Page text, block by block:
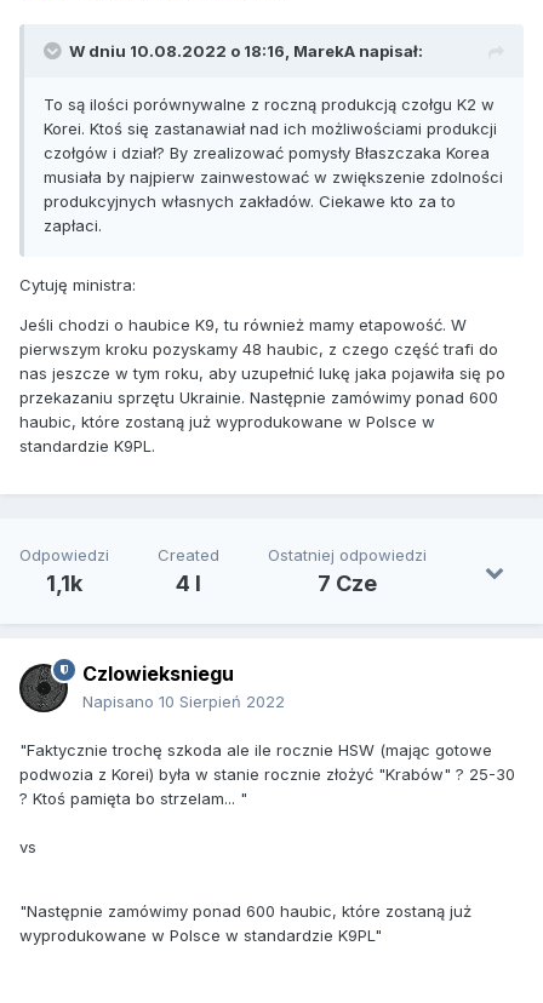
W dniu 10.08.2022 o 18:16, MarekA napisał:
To są ilości porównywalne z roczną produkcją czołgu K2 w
Korei. Ktoś się zastanawiał nad ich możliwościami produkcji
czołgów i dział? By zrealizować pomysły Błaszczaka Korea
musiała by najpierw zainwestować w zwiększenie zdolności
produkcyjnych własnych zakładów. Ciekawe kto za to
zapłaci.
Cytuję ministra:
Jeśli chodzi o haubice K9, tu również mamy etapowość. W
pierwszym kroku pozyskamy 48 haubic, z czego część trafi do
nas jeszcze w tym roku, aby uzupełnić lukę jaka pojawiła się po
przekazaniu sprzętu Ukrainie. Następnie zamówimy ponad 600
haubic, które zostaną już wyprodukowane w Polsce w
standardzie K9PL.
Odpowiedzi
1,1k
Created
4 l
Ostatniej odpowiedzi
7 Cze
Czlowieksniegu
Napisano 10 Sierpień 2022
"Faktycznie trochę szkoda ale ile rocznie HSW (mając gotowe
podwozia z Korei) była w stanie rocznie złożyć "Krabów" ? 25-30
? Ktoś pamięta bo strzelam... "
vs
"Następnie zamówimy ponad 600 haubic, które zostaną już
wyprodukowane w Polsce w standardzie K9PL"